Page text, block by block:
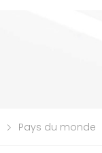
Pays du monde